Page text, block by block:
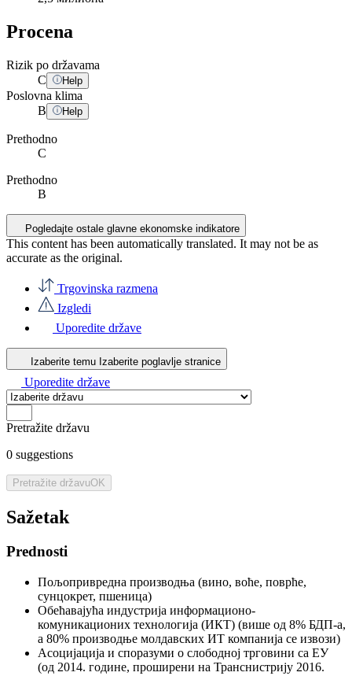
Procena
Rizik po državama
C
Help
Poslovna klima
B
Help
Prethodno
C
Prethodno
B
Pogledajte ostale glavne ekonomske indikatore
This content has been automatically translated. It may not be as
accurate as the original.
Trgovinska razmena
Izgledi
Uporedite države
Izaberite temu Izaberite poglavlje stranice
Uporedite države
Pretražite državu
0 suggestions
Pretražite državuOK
Sažetak
Prednosti
Пољопривредна производња (вино, воће, поврће,
сунцокрет, пшеница)
Обећавајућа индустрија информационо-
комуникационих технологија (ИКТ) (више од 8% БДП-а,
а 80% производње молдавских ИТ компанија се извози)
Асоцијација и споразуми о слободној трговини са ЕУ
(од 2014. године, проширени на Транснистрију 2016.